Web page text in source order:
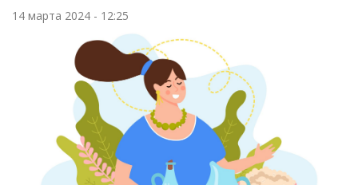
14 марта 2024 - 12:25